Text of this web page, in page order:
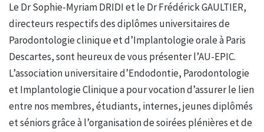
Le Dr Sophie-Myriam DRIDI et le Dr Frédérick GAULTIER,
directeurs respectifs des diplômes universitaires de
Parodontologie clinique et d’Implantologie orale à Paris
Descartes, sont heureux de vous présenter l’AU-EPIC.
L’association universitaire d’Endodontie, Parodontologie
et Implantologie Clinique a pour vocation d’assurer le lien
entre nos membres, étudiants, internes, jeunes diplômés
et séniors grâce à l’organisation de soirées plénières et de